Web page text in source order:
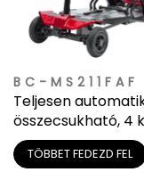
BC-MS211FAF
Teljesen
összecsukható, 4
elektromos
TÖBBET FEDEZD FEL